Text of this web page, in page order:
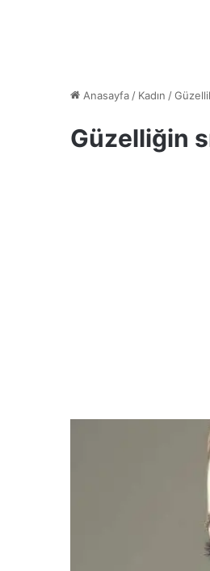
Anasayfa / Kadın /
Güzelliğin